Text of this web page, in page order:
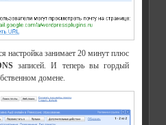
настройка занимает 20 минут плюс
записей. И теперь вы гордый
домене.